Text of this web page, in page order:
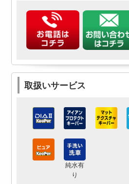
取扱いサービス
純水有
り